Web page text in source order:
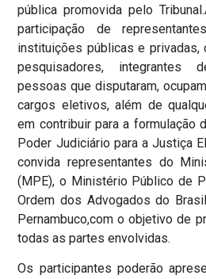
pública promovida pelo
participação de
instituições públicas e privadas,
pesquisadores, integrantes
pessoas que disputaram,
cargos eletivos, além de
em contribuir para a formulação
Poder Judiciário para a Justiça
convida representantes do
(MPE), o Ministério Público de
Ordem dos Advogados do
Pernambuco,com o objetivo de
todas as partes envolvidas.
Os participantes poderão